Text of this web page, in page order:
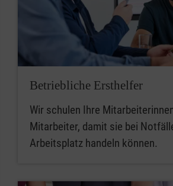
Betriebliche Ersthelfer
Wir schulen Ihre
Mitarbeiter, damit sie bei
Arbeitsplatz handeln können.